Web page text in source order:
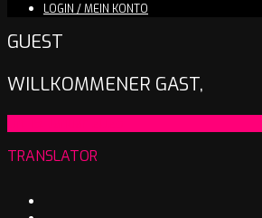
LOGIN / MEIN KONTO
GUEST
WILLKOMMENER GAST,
19
TRANSLATOR